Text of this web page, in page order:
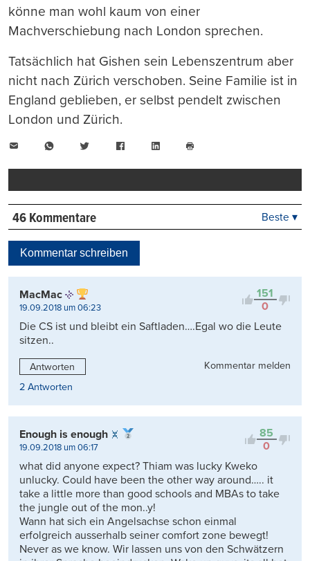
könne man wohl kaum von einer
Machverschiebung nach London sprechen.
Tatsächlich hat Gishen sein Lebenszentrum aber
nicht nach Zürich verschoben. Seine Familie ist in
England geblieben, er selbst pendelt zwischen
London und Zürich.
WhatsAppTwitter FacebookLinkedIn
drucken
46 Kommentare
Kontrovers
Beste ▾
Kommentar schreiben
151
0
MacMac
19.09.2018 um 06:23
Die CS ist und bleibt ein Saftladen….Egal wo die Leute
sitzen..
Antworten
Kommentar melden
2 Antworten
85
0
Enough is enough
19.09.2018 um 06:17
what did anyone expect? Thiam was lucky Kweko
unlucky. Could have been the other way around….. it
take a little more than good schools and MBAs to take
the jungle out of the mon..y!
Wann hat sich ein Angelsachse schon einmal
erfolgreich ausserhalb seiner comfort zone bewegt!
Never as we know. Wir lassen uns von den Schwätzern